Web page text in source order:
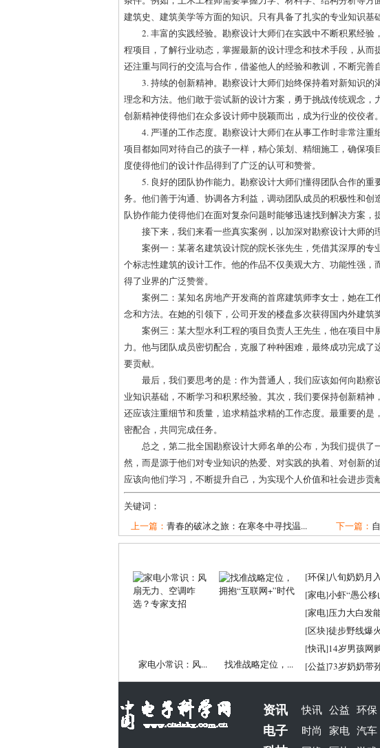
建筑史、建筑美学等方面的知识。只有具备了扎实的专业知识基
2. 丰富的实践经验。勘察设计大师们在实践中不断积累经
程项目，了解行业动态，掌握最新的设计理念和技术手段，从
还注重与同行的交流与合作，借鉴他人的经验和教训，不断完善
3. 持续的创新精神。勘察设计大师们始终保持着对新知识
理念和方法。他们敢于尝试新的设计方案，勇于挑战传统观念
创新精神使得他们在众多设计师中脱颖而出，成为行业的佼佼者。
4. 严谨的工作态度。勘察设计大师们在从事工作时非常注
项目都如同对待自己的孩子一样，精心策划、精细施工，确保
度使得他们的设计作品得到了广泛的认可和赞誉。
5. 良好的团队协作能力。勘察设计大师们懂得团队合作的
务。他们善于沟通、协调各方利益，调动团队成员的积极性和
队协作能力使得他们在面对复杂问题时能够迅速找到解决方案，
接下来，我们来看一些真实案例，以加深对勘察设计大师的
案例一：某著名建筑设计院的院长张先生，凭借其深厚的
个标志性建筑的设计工作。他的作品不仅美观大方、功能性强
得了业界的广泛赞誉。
案例二：某知名房地产开发商的首席建筑师李女士，她在
念和方法。在她的引领下，公司开发的楼盘多次获得国内外建筑
案例三：某大型水利工程的项目负责人王先生，他在项目
力。他与团队成员密切配合，克服了种种困难，最终成功完成
要贡献。
最后，我们要思考的是：作为普通人，我们应该如何向勘
业知识基础，不断学习和积累经验。其次，我们要保持创新精
还应该注重细节和质量，追求精益求精的工作态度。最重要的
密配合，共同完成任务。
总之，第二批全国勘察设计大师名单的公布，为我们提供
然，而是源于他们对专业知识的热爱、对实践的执着、对创新
应该向他们学习，不断提升自己，为实现个人价值和社会进步贡
关键词：
上一篇： 青春的破冰之旅：在寒冬中寻找温... 下一篇：
家电小常识：风... 找准战略定位，...
[环保]八旬奶奶月
[家电]小虾“愚公
[家电]压力大白发
[区块]徒步野线爆
[快讯]14岁男孩网
[公益]73岁奶奶带
资讯 快讯 公益 环保
电子 时尚 家电 汽车